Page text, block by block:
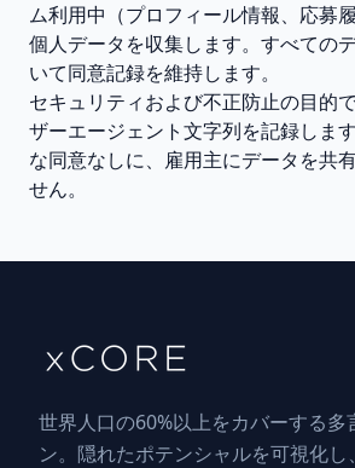
ム利用中（プロフィール情報、応募
個人データを収集します。すべての
いて同意記録を維持します。
セキュリティおよび不正防止の目的
ザーエージェント文字列を記録しま
な同意なしに、雇用主にデータを共
せん。
世界人口の60%以上をカバーする多
ン。隠れたポテンシャルを可視化